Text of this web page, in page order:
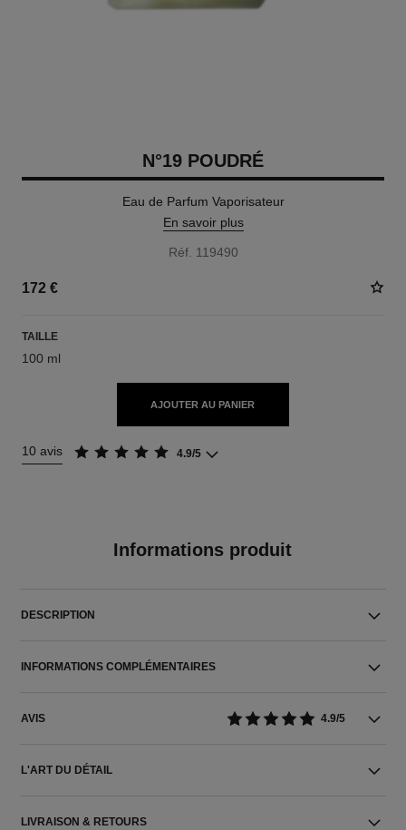
N°19 POUDRÉ
Eau de Parfum Vaporisateur
En savoir plus
Réf. 119490
172 €
TAILLE
100 ml
AJOUTER AU PANIER
10 avis 4.9/5
Informations produit
DESCRIPTION
INFORMATIONS COMPLÉMENTAIRES
AVIS 4.9/5
L'ART DU DÉTAIL
LIVRAISON & RETOURS